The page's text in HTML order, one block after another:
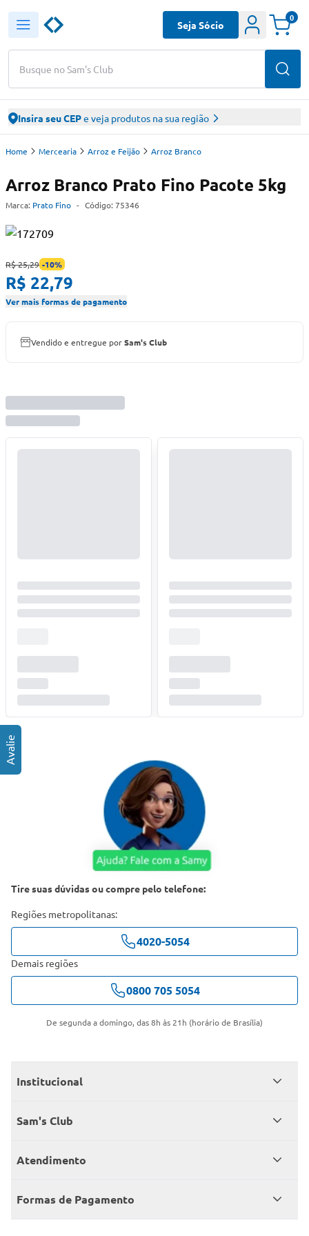
Busque no Sam's Club
Seja Sócio
0
Insira seu CEPe veja produtos na sua região
Home Mercearia Arroz e Feijão Arroz Branco
Arroz Branco Prato Fino Pacote 5kg
Marca: Prato Fino - Código: 75346
R$ 25,29 -10%
R$ 22,79
Ver mais formas de pagamento
Vendido e entregue porSam's Club
Tire suas dúvidas ou compre pelo telefone:
Regiões metropolitanas:
4020-5054
Demais regiões
0800 705 5054
De segunda a domingo, das 8h às 21h (horário de Brasília)
Institucional
Quem somos
Encontre um Clube
Sam's Club
Seja sócio
Member’s Mark
Atendimento
Fale conosco
Atendimento em libras
Formas de Pagamento